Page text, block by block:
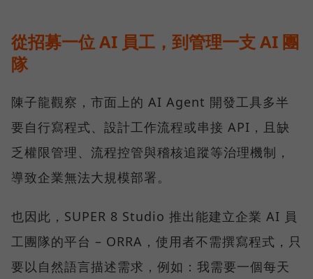
從招募一位 AI 員工，到管理一支 AI 團
隊
陳子龍觀察，市面上的 AI Agent 開發工具多半
要自行寫程式、設計工作流程或串接 API，且缺
乏權限管理、流程控管與稽核追蹤等治理機制，
導致企業無法大規模部署。
也因此，SUPER 8 Studio 推出能建立企業 AI 員
工團隊的平台 – ORRA，使用者不需撰寫程式，只
要以自然語言描述需求，例如：我需要一個每天